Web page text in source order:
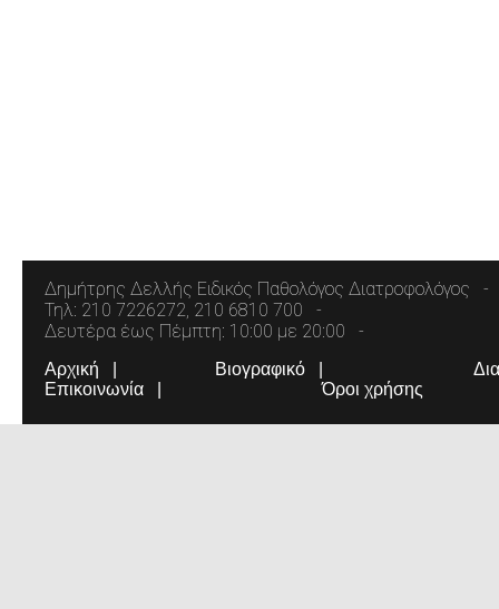
Δημήτρης Δελλής Ειδικός Παθολόγος Διατροφολόγος
Τηλ: 210 7226272, 210 6810 700
Δευτέρα έως Πέμπτη: 10:00 με 20:00
Αρχική Βιογραφικό
Επικοινωνία
Όροι χρήσης